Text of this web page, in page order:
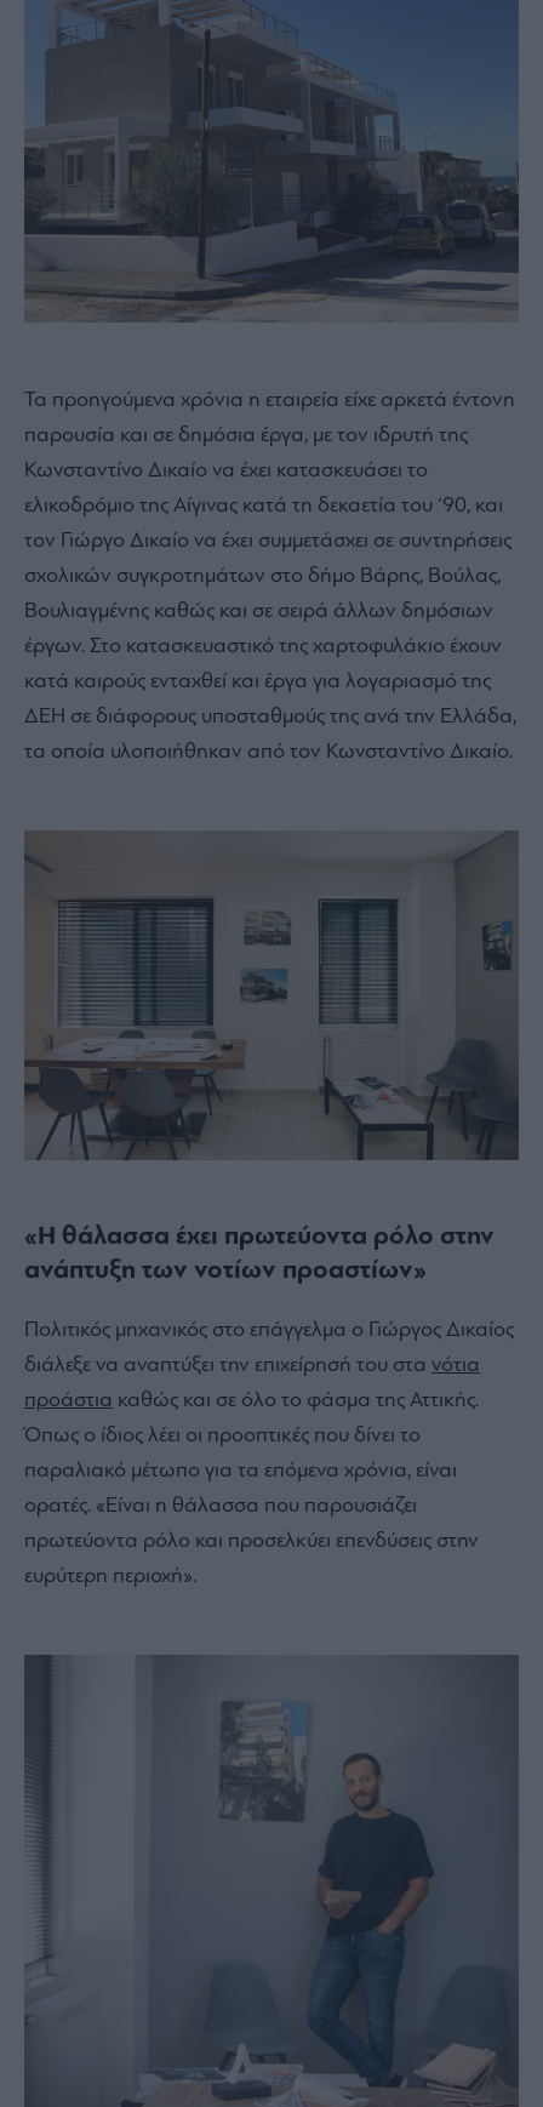
Τα προηγούμενα χρόνια η εταιρεία είχε αρκετά έντονη
παρουσία και σε δημόσια έργα, με τον ιδρυτή της
Κωνσταντίνο Δικαίο να έχει κατασκευάσει το
ελικοδρόμιο της Αίγινας κατά τη δεκαετία του ‘90, και
τον Γιώργο Δικαίο να έχει συμμετάσχει σε συντηρήσεις
σχολικών συγκροτημάτων στο δήμο Βάρης, Βούλας,
Βουλιαγμένης καθώς και σε σειρά άλλων δημόσιων
έργων. Στο κατασκευαστικό της χαρτοφυλάκιο έχουν
κατά καιρούς ενταχθεί και έργα για λογαριασμό της
ΔΕΗ σε διάφορους υποσταθμούς της ανά την Ελλάδα,
τα οποία υλοποιήθηκαν από τον Κωνσταντίνο Δικαίο.
«Η θάλασσα έχει πρωτεύοντα ρόλο στην
ανάπτυξη των νοτίων προαστίων»
Πολιτικός μηχανικός στο επάγγελμα ο Γιώργος Δικαίος
διάλεξε να αναπτύξει την επιχείρησή του στα νότια
προάστια καθώς και σε όλο το φάσμα της Αττικής.
Όπως ο ίδιος λέει οι προοπτικές που δίνει το
παραλιακό μέτωπο για τα επόμενα χρόνια, είναι
ορατές. «Είναι η θάλασσα που παρουσιάζει
πρωτεύοντα ρόλο και προσελκύει επενδύσεις στην
ευρύτερη περιοχή».